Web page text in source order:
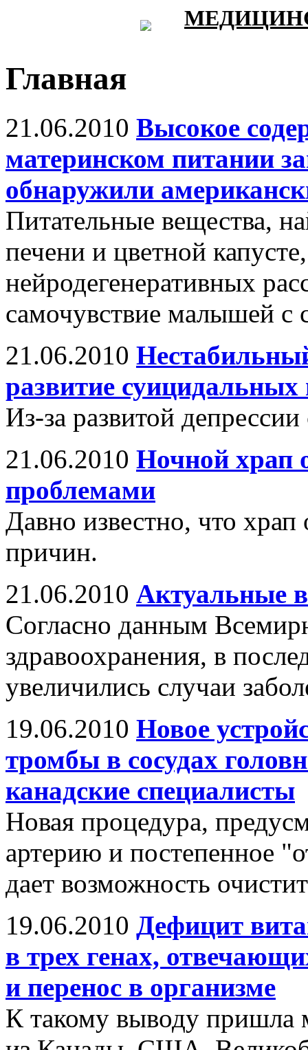
Главная
21.06.2010 Высокое
материнском питании
обнаружили
Питательные вещества,
печени и цветной
нейродегенеративных
самочувствие малышей с
21.06.2010
развитие суицидальных
Из-за развитой
21.06.2010 Ночной храп
проблемами
Давно известно, что храп
причин.
21.06.2010 Актуальные
Согласно данным
здравоохранения, в
увеличились случаи
19.06.2010 Новое
тромбы в сосудах
канадские специалисты
Новая процедура,
артерию и постепенное
дает возможность
19.06.2010 Дефицит
в трех генах,
и перенос в организме
К такому выводу пришла